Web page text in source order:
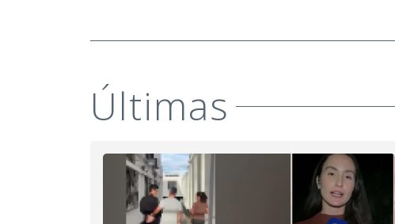
Últimas